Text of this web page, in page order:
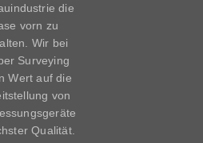
die
vorn zu
Wir bei
Surveying
Wert auf die
von
Qualität.